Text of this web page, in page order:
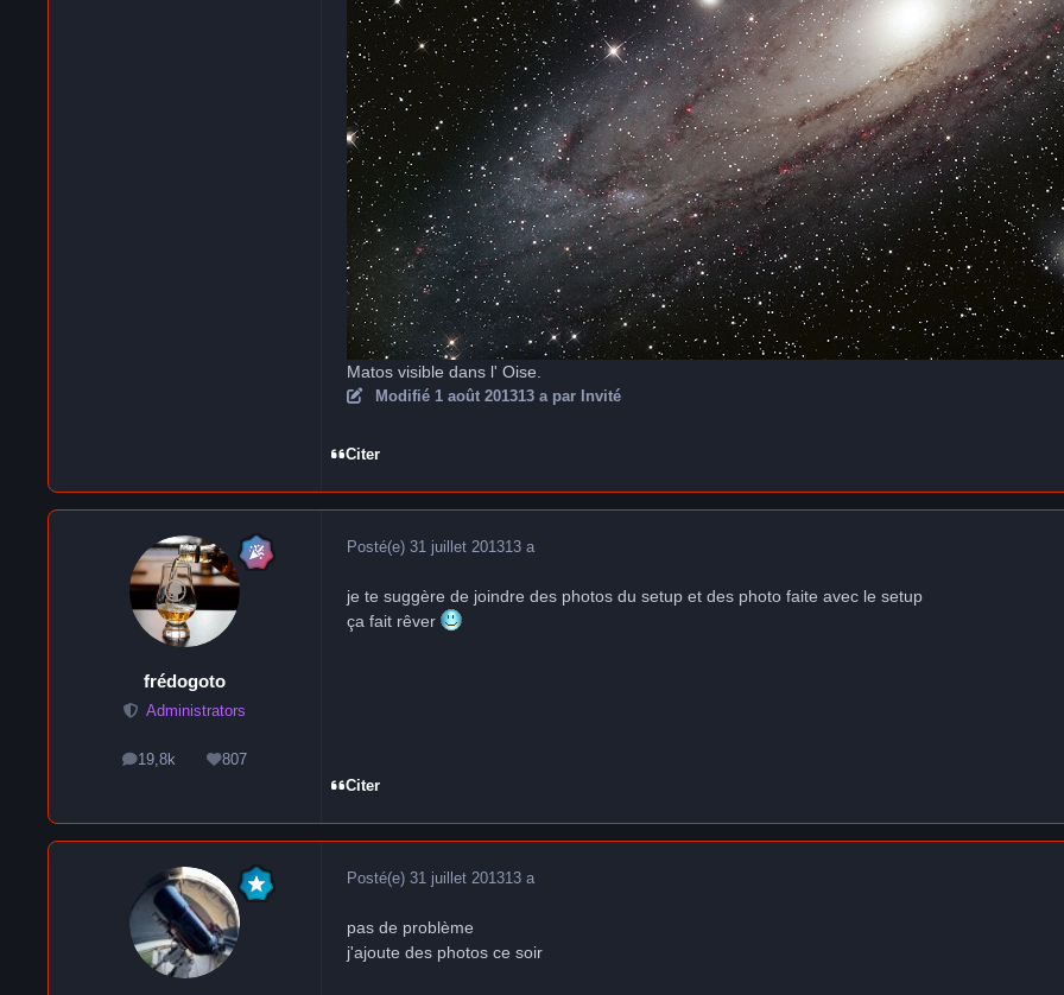
Matos visible dans l' Oise.
Modifié 1 août 201313 apar Invité
Citer
frédogoto
Administrators
19,8k
messages807
Réputation
Posté(e) 31 juillet 201313 a
je te suggère de joindre des photos du setup et des photo faite avec le setup
ça fait rêver
Citer
Posté(e) 31 juillet 201313 a
pas de problème
j'ajoute des photos ce soir